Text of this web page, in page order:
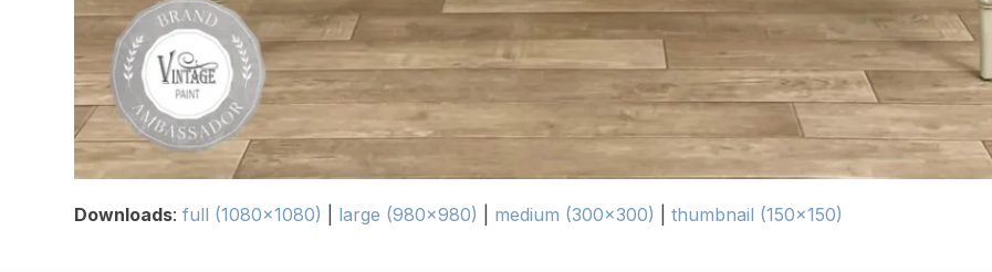
Downloads:full (1080x1080) large (980x980) medium (300x300) |thumbnail (150x150)